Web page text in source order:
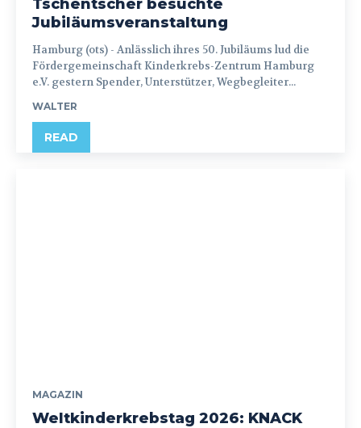
Tschentscher besuchte
Jubiläumsveranstaltung
Hamburg (ots) - Anlässlich ihres 50. Jubiläums lud die
Fördergemeinschaft Kinderkrebs-Zentrum Hamburg
e.V. gestern Spender, Unterstützer, Wegbegleiter...
WALTER
READ
MAGAZIN
Weltkinderkrebstag 2026: KNACK